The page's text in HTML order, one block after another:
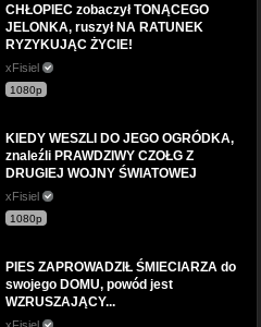
CHŁOPIEC zobaczył TONĄCEGO
JELONKA, ruszył NA RATUNEK
RYZYKUJĄC ŻYCIE!
xFisiel
1080p
KIEDY WESZLI DO JEGO OGRÓDKA,
znaleźli PRAWDZIWY CZOŁG Z
DRUGIEJ WOJNY ŚWIATOWEJ
xFisiel
1080p
PIES ZAPROWADZIŁ ŚMIECIARZA do
swojego DOMU, powód jest
WZRUSZAJĄCY...